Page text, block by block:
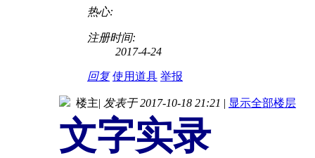
热心:
注册时间:
2017-4-24
回复 使用道具 举报
楼主| 发表于 2017-10-18 21:21 | 显示全部楼层
文字实录